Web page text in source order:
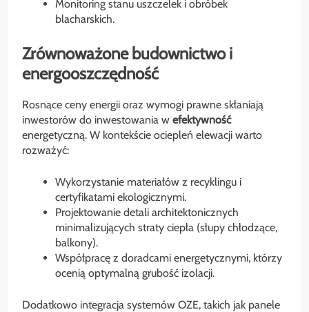
Monitoring stanu uszczelek i obróbek
blacharskich.
Zrównoważone budownictwo i
energooszczędność
Rosnące ceny energii oraz wymogi prawne skłaniają
inwestorów do inwestowania w efektywność
energetyczną. W kontekście ociepleń elewacji warto
rozważyć:
Wykorzystanie materiałów z recyklingu i
certyfikatami ekologicznymi.
Projektowanie detali architektonicznych
minimalizujących straty ciepła (słupy chłodzące,
balkony).
Współpracę z doradcami energetycznymi, którzy
ocenią optymalną grubość izolacji.
Dodatkowo integracja systemów OZE, takich jak panele